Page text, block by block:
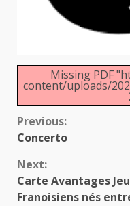
Missing PDF
content/uploads/
Continue
Previous:
Concerto
Next:
Carte Avantages
Franoisiens nés